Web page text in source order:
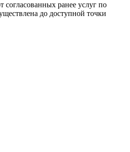
согласованных ранее услуг по
до доступной точки